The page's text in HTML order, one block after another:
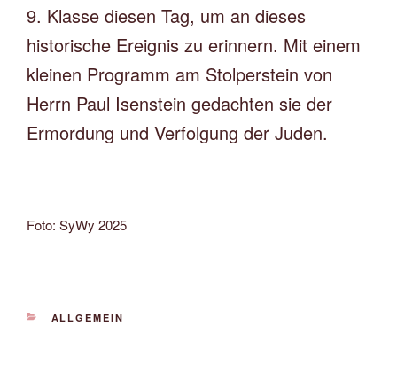
9. Klasse diesen Tag, um an dieses
historische Ereignis zu erinnern. Mit einem
kleinen Programm am Stolperstein von
Herrn Paul Isenstein gedachten sie der
Ermordung und Verfolgung der Juden.
Foto: SyWy 2025
KATEGORIEN
ALLGEMEIN